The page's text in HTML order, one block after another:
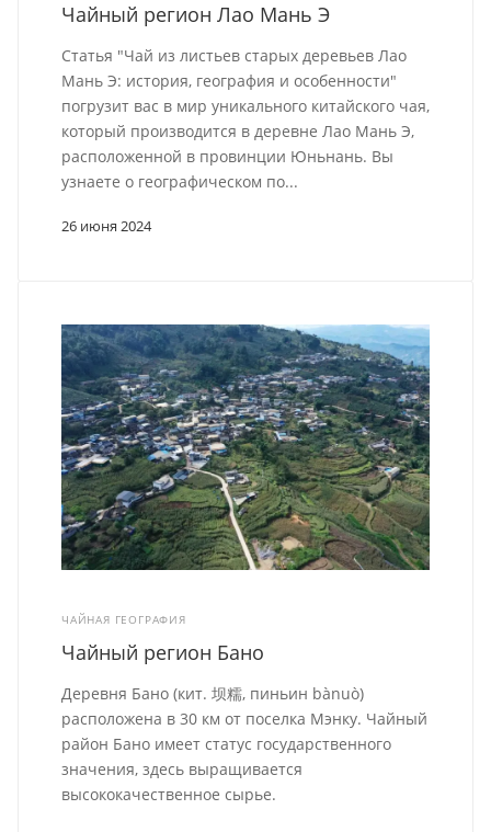
26 июня 2024
Чайный регион Лао Мань Э
Статья "Чай из листьев старых деревьев Лао
Мань Э: история, география и особенности"
погрузит вас в мир уникального китайского чая,
который производится в деревне Лао Мань Э,
расположенной в провинции Юньнань. Вы
узнаете о географическом по...
ЧАЙНАЯ ГЕОГРАФИЯ
Чайный регион Бано
Деревня Бано (кит. 坝糯, пиньин bànuò)
расположена в 30 км от поселка Мэнку. Чайный
район Бано имеет статус государственного
значения, здесь выращивается
высококачественное сырье.